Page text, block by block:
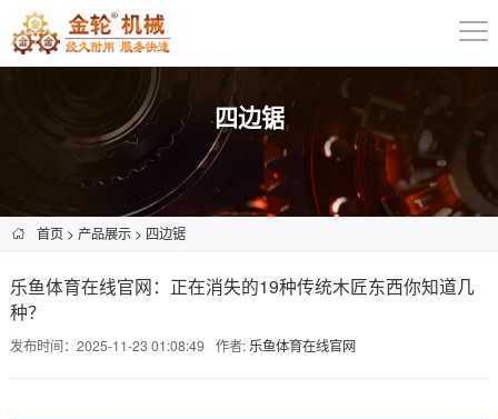
四边锯
首页> 产品展示> 四边锯
乐鱼体育在线官网：正在消失的19种传统木匠东西你知道几
种？
发布时间：2025-11-23 01:08:49 作者: 乐鱼体育在线官网